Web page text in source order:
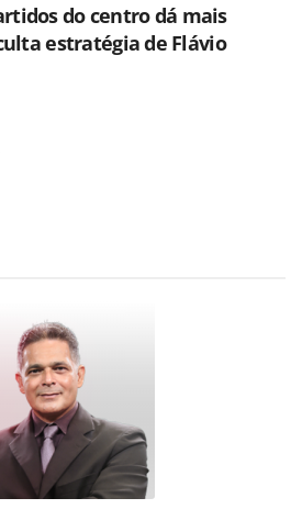
do centro dá mais
estratégia de Flávio